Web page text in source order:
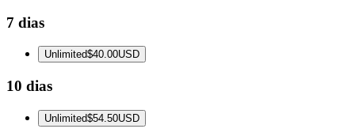
7 dias
Unlimited$40.00USD
10 dias
Unlimited$54.50USD